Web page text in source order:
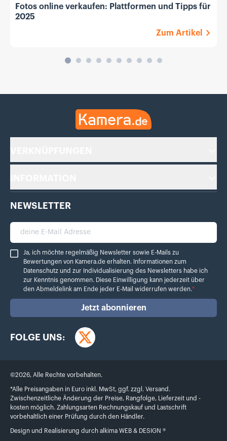
Fotos online verkaufen: Plattformen und Tipps für
2025
Zum Artikel
Kamera.de
NEWSLETTER
deine E-Mail Adresse
Ja, ich möchte regelmäßig Newsletter sowie E-Mails zu Bewertungen von
Ja, ich möchte regelmäßig Newsletter sowie E-Mails zu
Bewertungen von Kamera.de erhalten. Informationen zum
Datenschutz und zur Individualisierung des Newsletters habe ich
zur Kenntnis genommen. Diese Einwilligung kann jederzeit über
den Abmeldelink am Ende jeder E-Mail widerrufen werden.*
Jetzt abonnieren
FOLGE UNS:
Twitter
©2026, Alle Rechte vorbehalten.
*Alle Preisangaben in Euro inkl. MwSt, ggf. zzgl. Versand.
Zwischenzeitliche Änderung der Preise, Rangfolge, Lieferzeit und -
kosten möglich. Zahlungsarten Rechnungskauf und Lastschrift
vorbehaltlich einer Prüfung durch den Händler.
Design und Realisierung durch alkima WEB & DESIGN ®